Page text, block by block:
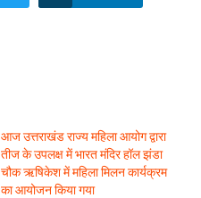
आज उत्तराखंड राज्य महिला आयोग द्वारा
तीज के उपलक्ष में भारत मंदिर हॉल झंडा
चौक ऋषिकेश में महिला मिलन कार्यक्रम
का आयोजन किया गया